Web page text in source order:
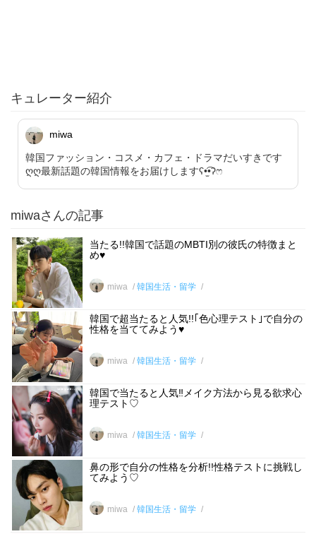
キュレーター紹介
miwa
韓国ファッション・コスメ・カフェ・ドラマだいすきです
ღღ最新話題の韓国情報をお届けしますʕ•̫͡•ʔෆ
miwaさんの記事
当たる!!韓国で話題のMBTI別の彼氏の特徴まと
め♥
miwa 韓国生活・留学
韓国で超当たると人気!!｢色心理テスト｣で自分の
性格を当ててみよう♥
miwa 韓国生活・留学
韓国で当たると人気‼︎メイク方法から見る欲求心
理テスト♡
miwa 韓国生活・留学
鼻の形で自分の性格を分析!!性格テストに挑戦し
てみよう♡
miwa 韓国生活・留学